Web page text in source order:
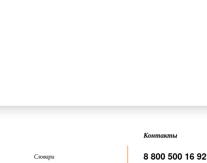
Словари
Контакты
8 800 500 16 92